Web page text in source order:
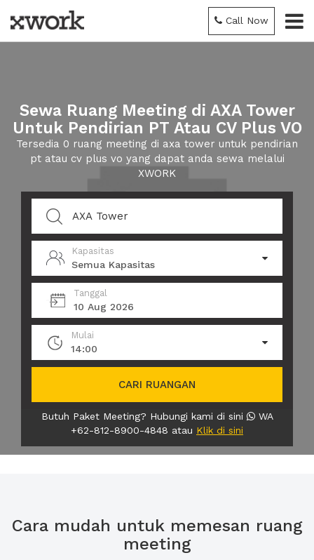
Call Now
Sewa Ruang Meeting di AXA Tower
Untuk Pendirian PT Atau CV Plus VO
Tersedia 0 ruang meeting di axa tower untuk pendirian
pt atau cv plus vo yang dapat anda sewa melalui
XWORK
Kapasitas
Semua Kapasitas
Tanggal
10 Aug 2026
Mulai
14:00
CARI RUANGAN
Butuh Paket Meeting? Hubungi kami di sini
WA
+62-812-8900-4848 atau Klik di sini
Cara mudah untuk memesan ruang
meeting